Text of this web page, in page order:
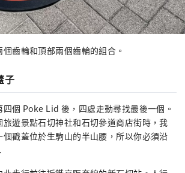
齒輪和頂部兩個齒輪的組合。
子
個 Poke Lid 後，四處走動尋找最後一個。
遊景點石切神社和石切參道商店街時，我
戳蓋位於生駒山的半山腰，所以你必須沿